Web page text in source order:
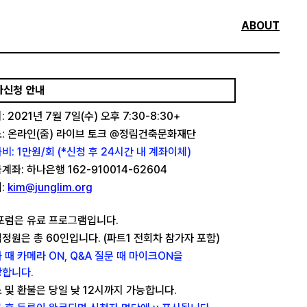
ABOUT
신청 안내
: 2021년 7월 7일(수) 오후 7:30-8:30+
온라인(줌) 라이브 토크 @정림건축문화재단
비: 1만원/회 (*신청 후 24시간 내 계좌이체)
계좌: 하나은행 162-910014-62604
kim@junglim.org
럼은 유료 프로그램입니다.
원은 총 60인입니다. (파트1 전회차 참가자 포함)
때 카메라 ON, Q&A 질문 때 마이크ON을
니다.
및 환불은 당일 낮 12시까지 가능합니다.